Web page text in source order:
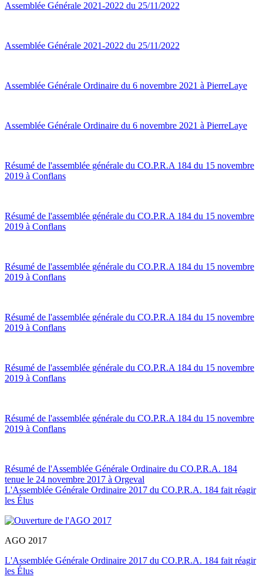
Assemblée Générale 2021-2022 du 25/11/2022
Assemblée Générale 2021-2022 du 25/11/2022
Assemblée Générale Ordinaire du 6 novembre 2021 à PierreLaye
Assemblée Générale Ordinaire du 6 novembre 2021 à PierreLaye
Résumé de l'assemblée générale du CO.P.R.A 184 du 15 novembre
2019 à Conflans
Résumé de l'assemblée générale du CO.P.R.A 184 du 15 novembre
2019 à Conflans
Résumé de l'assemblée générale du CO.P.R.A 184 du 15 novembre
2019 à Conflans
Résumé de l'assemblée générale du CO.P.R.A 184 du 15 novembre
2019 à Conflans
Résumé de l'assemblée générale du CO.P.R.A 184 du 15 novembre
2019 à Conflans
Résumé de l'assemblée générale du CO.P.R.A 184 du 15 novembre
2019 à Conflans
Résumé de l'Assemblée Générale Ordinaire du CO.P.R.A. 184
tenue le 24 novembre 2017 à Orgeval
L'Assemblée Générale Ordinaire 2017 du CO.P.R.A. 184 fait réagir
les Élus
AGO 2017
L'Assemblée Générale Ordinaire 2017 du CO.P.R.A. 184 fait réagir
les Élus